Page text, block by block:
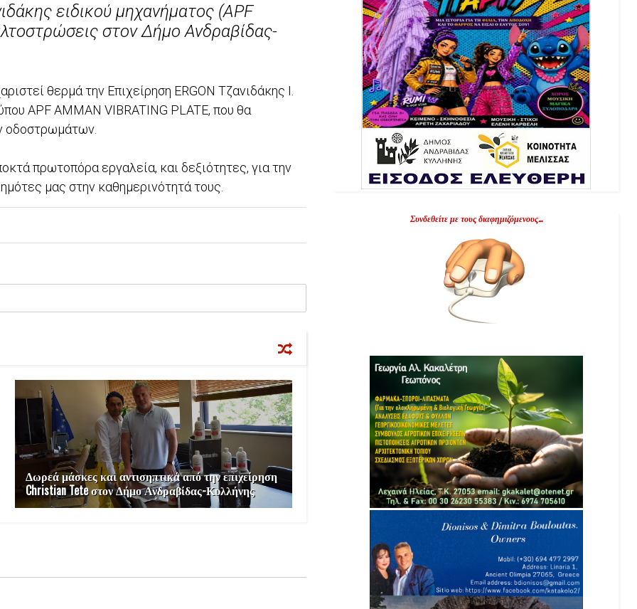
ειδικού μηχανήματος (APF
στον Δήμο Ανδραβίδας-
θερμά την Επιχείρηση ERGON Τζανιδάκης Ι.
APF AMMAN VIBRATING PLATE, που θα
οδοστρωμάτων.
πρωτοπόρα εργαλεία, και δεξιότητες, για την
μας στην καθημερινότητά τους.
Δωρεά μάσκες και αντισηπτικά από την επιχείρηση
Christian Tete στον Δήμο Ανδραβίδας-Κυλλήνης
Συνδεθείτε με τους διαφημιζόμενους...